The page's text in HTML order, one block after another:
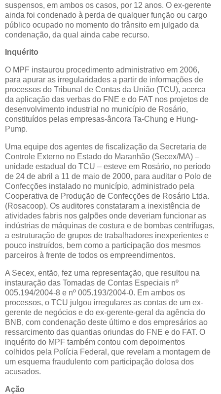
suspensos, em ambos os casos, por 12 anos. O ex-gerente
ainda foi condenado à perda de qualquer função ou cargo
público ocupado no momento do trânsito em julgado da
condenação, da qual ainda cabe recurso.
Inquérito
O MPF instaurou procedimento administrativo em 2006,
para apurar as irregularidades a partir de informações de
processos do Tribunal de Contas da União (TCU), acerca
da aplicação das verbas do FNE e do FAT nos projetos de
desenvolvimento industrial no município de Rosário,
constituídos pelas empresas-âncora Ta-Chung e Hung-
Pump.
Uma equipe dos agentes de fiscalização da Secretaria de
Controle Externo no Estado do Maranhão (Secex/MA) –
unidade estadual do TCU – esteve em Rosário, no período
de 24 de abril a 11 de maio de 2000, para auditar o Polo de
Confecções instalado no município, administrado pela
Cooperativa de Produção de Confecções de Rosário Ltda.
(Rosacoop). Os auditores constataram a inexistência de
atividades fabris nos galpões onde deveriam funcionar as
indústrias de máquinas de costura e de bombas centrífugas,
a estruturação de grupos de trabalhadores inexperientes e
pouco instruídos, bem como a participação dos mesmos
parceiros à frente de todos os empreendimentos.
A Secex, então, fez uma representação, que resultou na
instauração das Tomadas de Contas Especiais nº
005.194/2004-8 e nº 005.193/2004-0. Em ambos os
processos, o TCU julgou irregulares as contas de um ex-
gerente de negócios e do ex-gerente-geral da agência do
BNB, com condenação deste último e dos empresários ao
ressarcimento das quantias oriundas do FNE e do FAT. O
inquérito do MPF também contou com depoimentos
colhidos pela Polícia Federal, que revelam a montagem de
um esquema fraudulento com participação dolosa dos
acusados.
Ação